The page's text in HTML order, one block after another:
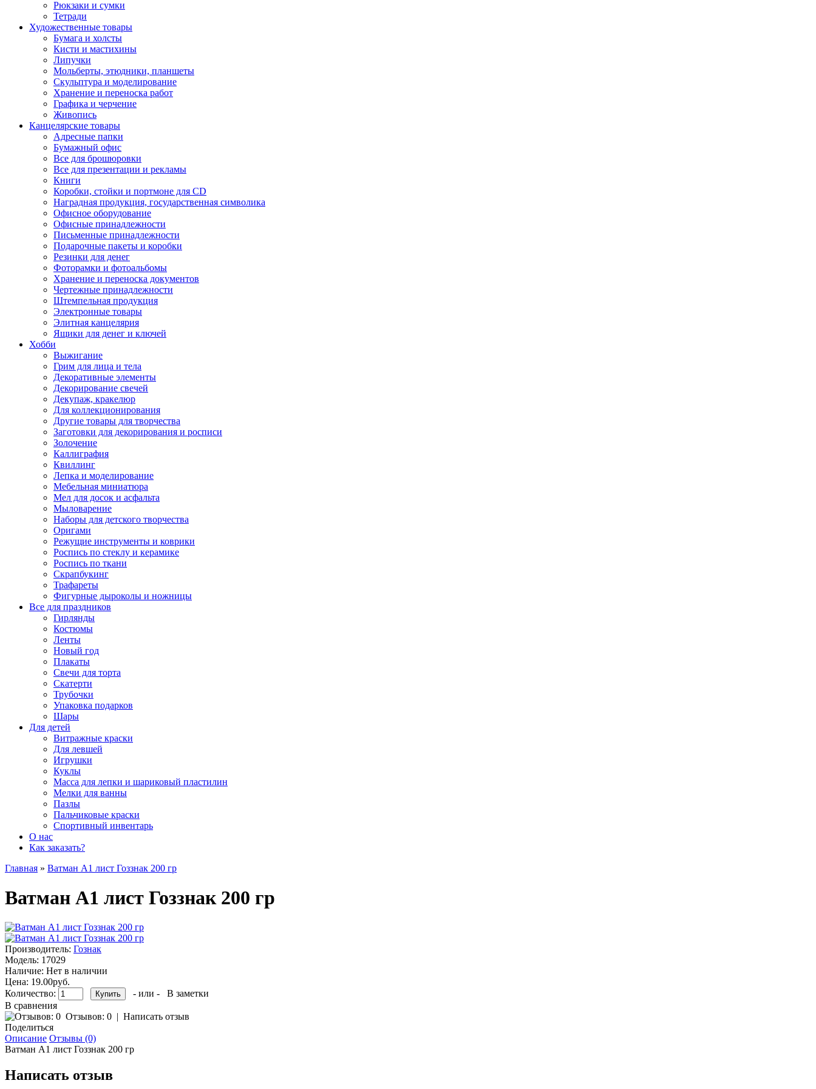
Рюкзаки и сумки
Тетради
Художественные товары
Бумага и холсты
Кисти и мастихины
Липучки
Мольберты, этюдники, планшеты
Скульптура и моделирование
Хранение и переноска работ
Графика и черчение
Живопись
Канцелярские товары
Адресные папки
Бумажный офис
Все для брошюровки
Все для презентации и рекламы
Книги
Коробки, стойки и портмоне для CD
Наградная продукция, государственная символика
Офисное оборудование
Офисные принадлежности
Письменные принадлежности
Подарочные пакеты и коробки
Резинки для денег
Фоторамки и фотоальбомы
Хранение и переноска документов
Чертежные принадлежности
Штемпельная продукция
Электронные товары
Элитная канцелярия
Ящики для денег и ключей
Хобби
Выжигание
Грим для лица и тела
Декоративные элементы
Декорирование свечей
Декупаж, кракелюр
Для коллекционирования
Другие товары для творчества
Заготовки для декорирования и росписи
Золочение
Каллиграфия
Квиллинг
Лепка и моделирование
Мебельная миниатюра
Мел для досок и асфальта
Мыловарение
Наборы для детского творчества
Оригами
Режущие инструменты и коврики
Роспись по стеклу и керамике
Роспись по ткани
Скрапбукинг
Трафареты
Фигурные дыроколы и ножницы
Все для праздников
Гирлянды
Костюмы
Ленты
Новый год
Плакаты
Свечи для торта
Скатерти
Трубочки
Упаковка подарков
Шары
Для детей
Витражные краски
Для левшей
Игрушки
Куклы
Масса для лепки и шариковый пластилин
Мелки для ванны
Пазлы
Пальчиковые краски
Спортивный инвентарь
О нас
Как заказать?
Главная » Ватман А1 лист Гоззнак 200 гр
Ватман А1 лист Гоззнак 200 гр
Производитель: Гознак
Модель: 17029
Наличие: Нет в наличии
Цена: 19.00руб.
Количество:
- или -
В заметки
В сравнения
Отзывов: 0 | Написать отзыв
Поделиться
Описание Отзывы (0)
Ватман А1 лист Гоззнак 200 гр
Написать отзыв